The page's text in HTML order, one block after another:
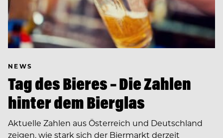
NEWS
Tag des Bieres – Die Zahlen
hinter dem Bierglas
Aktuelle Zahlen aus Österreich und Deutschland
zeigen, wie stark sich der Biermarkt derzeit